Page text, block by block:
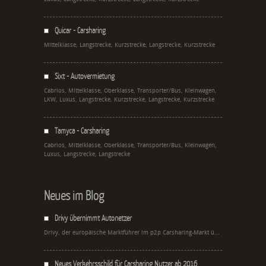
Quicar - Carsharing
Mittelklasse, Langstrecke, Kurzstrecke, Langstrecke, Kurzstrecke
Sixt - Autovermietung
Cabrios, Mittelklasse, Oberklasse, Transporter/Bus, Kleinwagen,
LKW, Luxus, Langstrecke, Kurzstrecke, Langstrecke, Kurzstrecke
Tamyca - Carsharing
Cabrios, Mittelklasse, Oberklasse, Transporter/Bus, Kleinwagen,
Luxus, Langstrecke, Langstrecke
Neues im Blog
Drivy übernimmt Autonetzer
Drivy, der europäische Marktführer im p2p Carsharing-Markt ü...
Neues Verkehrsschild für Carsharing Nutzer ab 2016